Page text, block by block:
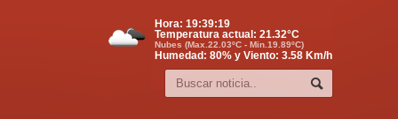
Hora: 19:39:20
Temperatura actual: 21.32°C
Nubes (Max.22.03ºC - Min.19.89ºC)
Humedad: 80% y Viento: 3.58 Km/h